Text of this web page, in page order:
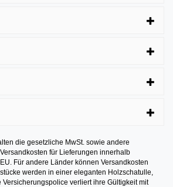
die gesetzliche MwSt. sowie andere
für Lieferungen innerhalb
Für andere Länder können Versandkosten
werden in einer eleganten Holzschatulle,
Versicherungspolice verliert ihre Gültigkeit mit